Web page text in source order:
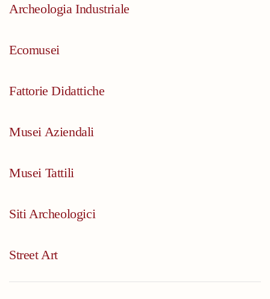
Archeologia Industriale
Ecomusei
Fattorie Didattiche
Musei Aziendali
Musei Tattili
Siti Archeologici
Street Art